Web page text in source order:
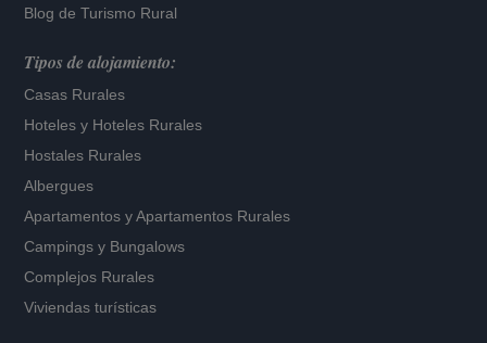
Blog de Turismo Rural
Tipos de alojamiento:
Casas Rurales
Hoteles y Hoteles Rurales
Hostales Rurales
Albergues
Apartamentos yApartamentos Rurales
Campings y Bungalows
Complejos Rurales
Viviendas turísticas